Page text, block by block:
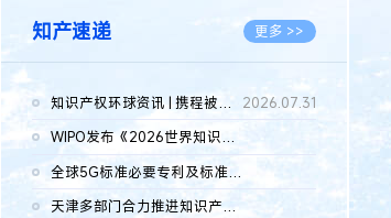
知产速递 更多 >>
知识产权环球资讯 | 携程被市监总局罚51.79亿；瑞幸泰国商标案上...
2026.07.31
WIPO发布《2026世界知识产权报告》 含报告全文
2026.05.14
全球5G标准必要专利及标准提案研究报告（2026年）全文发布
2026.05.08
天津多部门合力推进知识产权保护工作